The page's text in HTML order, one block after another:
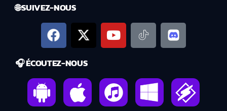
🌐 SUIVEZ-NOUS
🎧 ÉCOUTEZ-NOUS